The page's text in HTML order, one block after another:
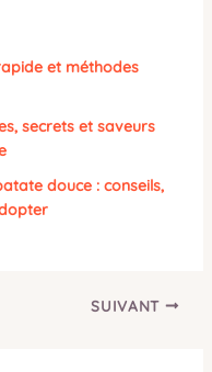
et méthodes
secrets et saveurs
douce : conseils,
SUIVANT